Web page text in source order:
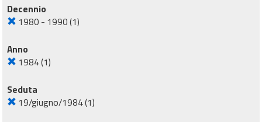
Decennio
1980 - 1990(1)
Anno
1984(1)
Seduta
19/giugno/1984(1)